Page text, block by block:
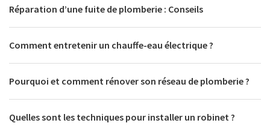
Réparation d’une fuite de plomberie : Conseils
Comment entretenir un chauffe-eau électrique ?
Pourquoi et comment rénover son réseau de plomberie ?
Quelles sont les techniques pour installer un robinet ?